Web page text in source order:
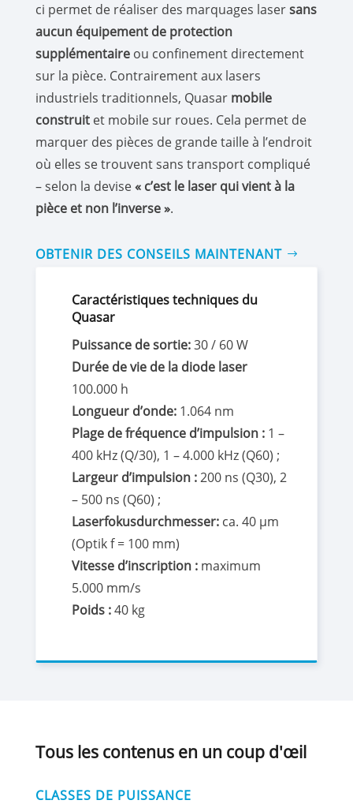
ci permet de réaliser des marquages lasersans
aucun équipement de protection
supplémentaireou confinement directement
sur la pièce. Contrairement aux lasers
industriels traditionnels, Quasar mobile
construitet mobile sur roues. Cela permet de
marquer des pièces de grande taille à l’endroit
où elles se trouvent sans transport compliqué
– selon la devise« c’est le laser qui vient à la
pièce et non l’inverse ».
OBTENIR DES CONSEILS MAINTENANT
Caractéristiques techniques du
Quasar
Puissance de sortie:30 / 60 W
Durée de vie de la diode laser
100.000 h
Longueur d’onde: 1.064 nm
Plage de fréquence d’impulsion :1 –
400 kHz (Q/30), 1 – 4.000 kHz (Q60) ;
Largeur d’impulsion :200 ns (Q30), 2
– 500 ns (Q60) ;
Laserfokusdurchmesser: ca. 40 µm
(Optik f = 100 mm)
Vitesse d’inscription :maximum
5.000 mm/s
Poids :40 kg
Tous les contenus en un coup d'œil
CLASSES DE PUISSANCE